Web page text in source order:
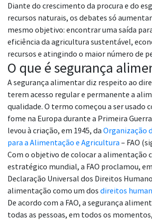
Diante do crescimento da procura e do
recursos naturais, os debates só
mesmo objetivo: encontrar uma saída
eficiência da agricultura sustentável,
recursos e atingindo o maior número de
O que é segurança
A segurança alimentar diz respeito ao
terem acesso regular e permanente a
qualidade. O termo começou a ser usado
fome na Europa durante a Primeira
levou à criação, em 1945, da Organização
para a Alimentação e Agricultura – FAO
Com o objetivo de colocar a alimentação
estratégico mundial, a FAO proclamou,
Declaração Universal dos Direitos
alimentação como um dos direitos
De acordo com a FAO, a segurança
todas as pessoas, em todos os